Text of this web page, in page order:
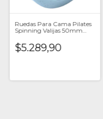
Ruedas Para Cama Pilates
Spinning Valijas 50mm
$5.289,90